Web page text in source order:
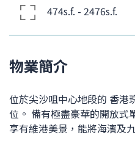
474s.f. - 2476s.f.
物業簡介
位於尖沙咀中心地段的 香港
位。 備有極盡豪華的開放式
享有維港美景，能將海濱及